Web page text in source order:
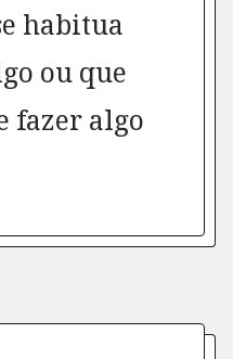
habitua
ou que
fazer algo